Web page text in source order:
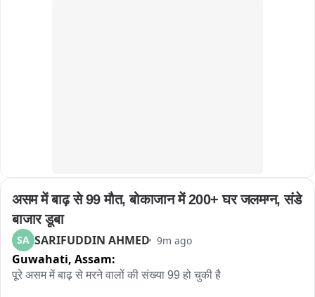
असम में बाढ़ से 99 मौत, बोकाजान में 200+ घर जलमग्न, संडे
बाजार डूबा
SA SARIFUDDIN AHMED 9m ago
Guwahati, Assam:
पूरे असम में बाढ़ से मरने वालों की संख्या 99 हो चुकी है